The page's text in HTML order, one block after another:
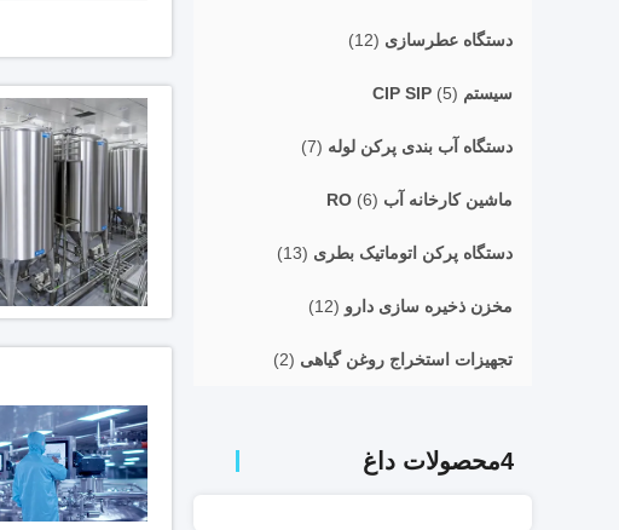
دستگاه عطرسازی (12)
سیستم CIP SIP (5)
دستگاه آب بندی پرکن لوله (7)
ماشین کارخانه آب RO (6)
دستگاه پرکن اتوماتیک بطری (13)
مخزن ذخیره سازی دارو (12)
تجهیزات استخراج روغن گیاهی (2)
4محصولات داغ